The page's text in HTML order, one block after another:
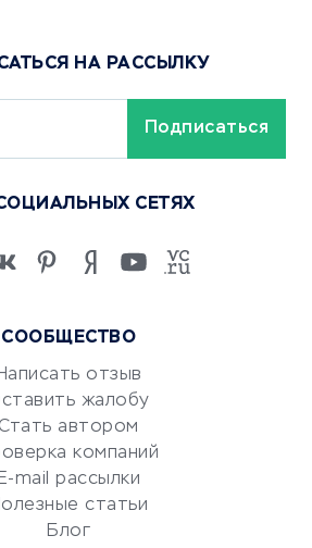
работы
СООБЩЕСТВО
отзыв
жалобу
Стать автором
компаний
E-mail рассылки
статьи
Блог
НА РАССЫЛКУ
СЕТЯХ